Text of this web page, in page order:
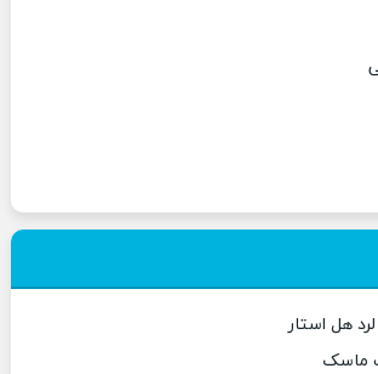
هل استار
ماسک